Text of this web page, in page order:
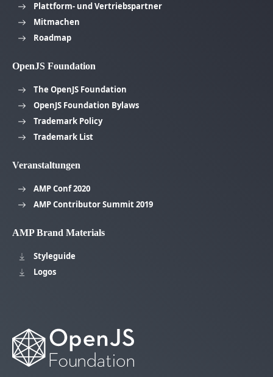
Plattform- und Vertriebspartner
Mitmachen
Roadmap
OpenJS Foundation
The OpenJS Foundation
OpenJS Foundation Bylaws
Trademark Policy
Trademark List
Veranstaltungen
AMP Conf 2020
AMP Contributor Summit 2019
AMP Brand Materials
Styleguide
Logos